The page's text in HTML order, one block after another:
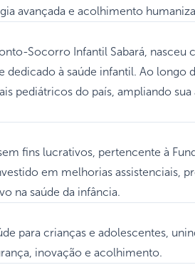
avançada e acolhimento
Socorro Infantil Sabará,
dedicado à saúde infantil. Ao longo
pediátricos do país, ampliando
fins lucrativos, pertencente à
em melhorias assistenciais,
na saúde da infância.
para crianças e adolescentes,
inovação e acolhimento.